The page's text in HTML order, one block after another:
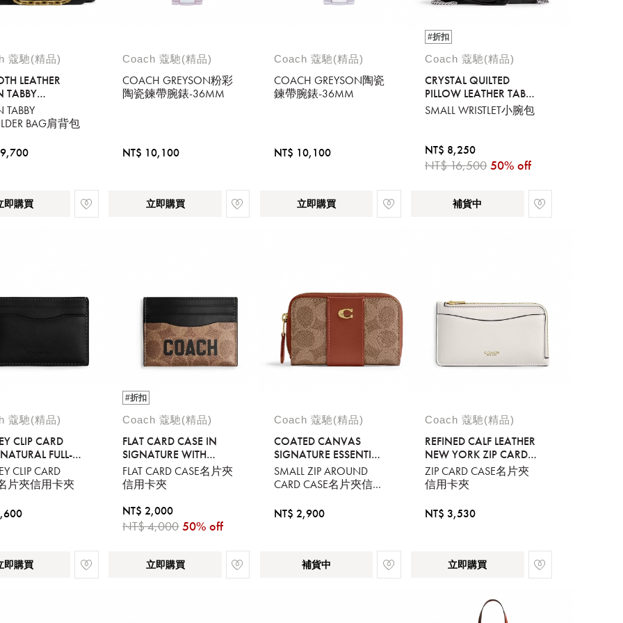
蔻馳(精品)
LEATHER
TABBY
BAG WITH
TABBY
BAG肩背包
即購買
Coach 蔻馳(精品)
COACH GREYSON粉彩
陶瓷鍊帶腕錶-36MM
NT$ 10,100
立即購買
Coach 蔻馳(精品)
COACH GREYSON陶瓷
鍊帶腕錶-36MM
NT$ 10,100
立即購買
#折扣
Coach 蔻馳(精品)
CRYSTAL QUILTED
PILLOW LEATHER TABBY
WRISTLET WITH CHAIN
SMALL WRISTLET小腕包
NT$ 8,250
NT$ 16,500 50% off
補貨中
蔻馳(精品)
CLIP CARD
FULL-
LEATHER
CLIP CARD
片夾信用卡夾
即購買
#折扣
Coach 蔻馳(精品)
FLAT CARD CASE IN
SIGNATURE WITH
COACH GRAPHIC
FLAT CARD CASE名片夾
信用卡夾
NT$ 2,000
NT$ 4,000 50% off
立即購買
Coach 蔻馳(精品)
COATED CANVAS
SIGNATURE ESSENTIAL
SMALL ZIP AROUND
CARD CASE
SMALL ZIP AROUND
CARD CASE名片夾信用
NT$ 2,900
補貨中
Coach 蔻馳(精品)
REFINED CALF LEATHER
NEW YORK ZIP CARD
CASE
ZIP CARD CASE名片夾
信用卡夾
NT$ 3,530
立即購買